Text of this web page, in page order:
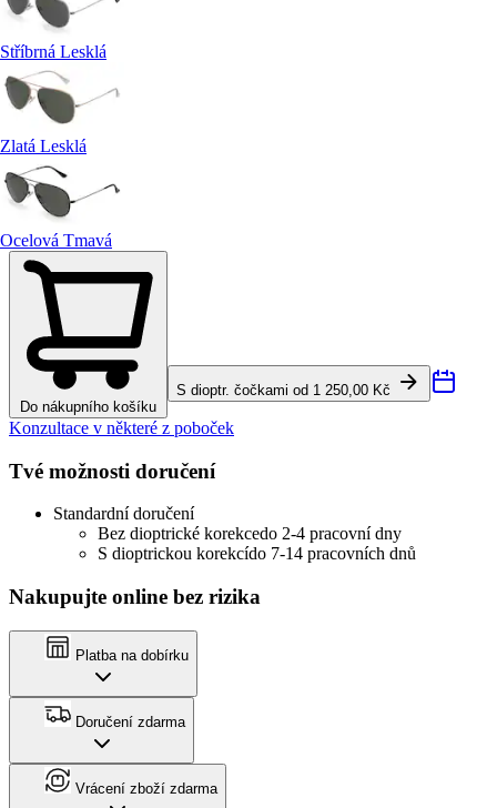
Stříbrná Lesklá
Zlatá Lesklá
Ocelová Tmavá
Do nákupního košíku
S dioptr. čočkami od 1 250,00 Kč
Konzultace v některé z poboček
Tvé možnosti doručení
Standardní doručení
Bez dioptrické korekcedo 2-4 pracovní dny
S dioptrickou korekcído 7-14 pracovních dnů
Nakupujte online bez rizika
Platba na dobírku
Doručení zdarma
Vrácení zboží zdarma